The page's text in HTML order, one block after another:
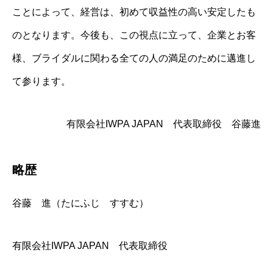
ことによって、経営は、初めて収益性の高い安定したも
のとなります。今後も、この視点に立って、企業とお客
様、ブライダルに関わる全ての人の満足のために邁進し
て参ります。
有限会社IWPA JAPAN 代表取締役 谷藤進
略歴
谷藤 進（たにふじ すすむ）
有限会社IWPA JAPAN 代表取締役